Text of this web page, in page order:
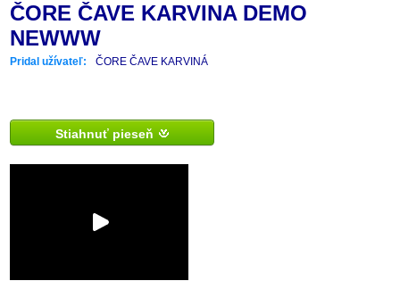
ČORE ČAVE KARVINA DEMO
NEWWW
Pridal užívateľ: ČORE ČAVE KARVINÁ
Stiahnuť pieseň